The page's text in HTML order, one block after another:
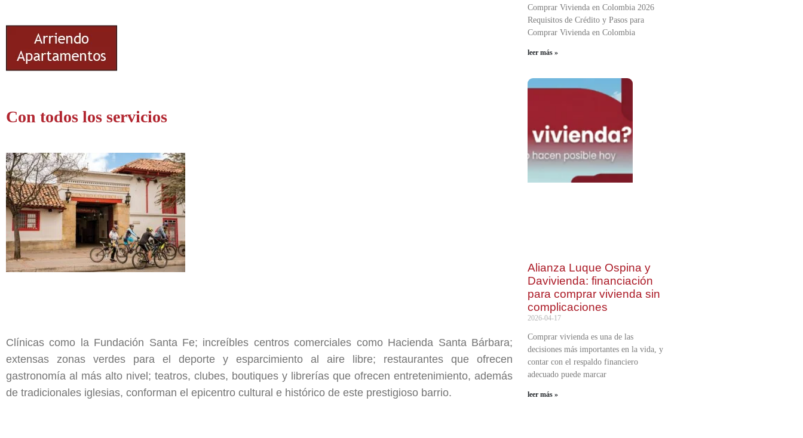
Con todos los servicios
Clínicas como la Fundación Santa Fe; increíbles centros comerciales como Hacienda Santa Bárbara;
extensas zonas verdes para el deporte y esparcimiento al aire libre; restaurantes que ofrecen
gastronomía al más alto nivel; teatros, clubes, boutiques y librerías que ofrecen entretenimiento, además
de tradicionales iglesias, conforman el epicentro cultural e histórico de este prestigioso barrio.
Comprar Vivienda en Colombia 2026
Requisitos de Crédito y Pasos para
Comprar Vivienda en Colombia
leer más »
Alianza Luque Ospina y
Davivienda: financiación
para comprar vivienda sin
complicaciones
2026-04-17
Comprar vivienda es una de las
decisiones más importantes en la vida, y
contar con el respaldo financiero
adecuado puede marcar
leer más »